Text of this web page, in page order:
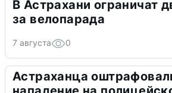
В Астрахани ограничат
за велопарада
7 августа 0
Астраханца